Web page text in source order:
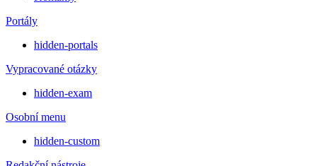
Portály
hidden-portals
Vypracované otázky
hidden-exam
Osobní menu
hidden-custom